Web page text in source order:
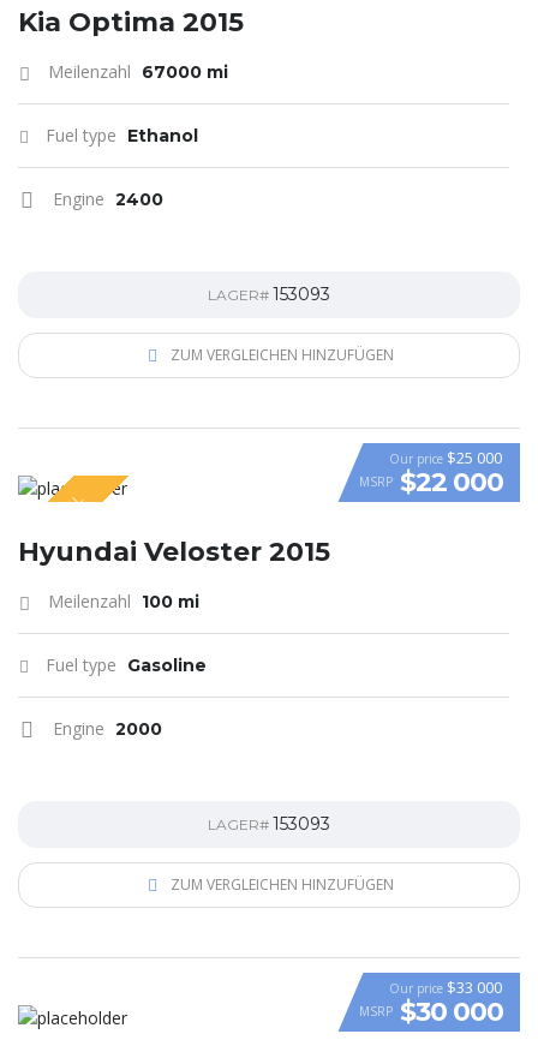
Kia Optima 2015
Meilenzahl 67000 mi
Fuel type Ethanol
Engine 2400
LAGER# 153093
ZUM VERGLEICHEN HINZUFÜGEN
VIDEO
SPECIAL
Our price $25 000
MSRP $22 000
Hyundai Veloster 2015
Meilenzahl 100 mi
Fuel type Gasoline
Engine 2000
LAGER# 153093
ZUM VERGLEICHEN HINZUFÜGEN
VIDEO
Our price $33 000
MSRP $30 000